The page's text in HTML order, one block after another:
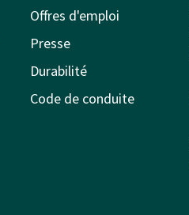
Offres d'emploi
Presse
Durabilité
Code de conduite